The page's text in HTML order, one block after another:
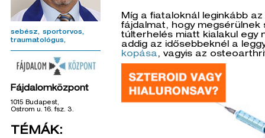
sebész
sportorvos
traumatológus
Fájdalomközpont
1015 Budapest,
Ostrom u. 16. fsz. 3.
TÉMÁK:
Míg a fiataloknál leginkább
fájdalmat, hogy megsérülnek
túlterhelés miatt kialakul egy
addig az idősebbeknél a
kopása , vagyis az